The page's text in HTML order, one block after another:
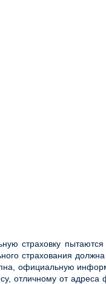
страховку
страхования
официальную
от адреса